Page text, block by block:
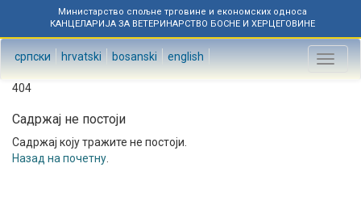
Министарство спољне трговине и економских односа
КАНЦЕЛАРИЈА ЗА ВЕТЕРИНАРСТВО БОСНЕ И ХЕРЦЕГОВИНЕ
српски hrvatski bosanski english
Toggle
404
Садржај не постоји
Садржај коју тражите не постоји.
Назад на почетну